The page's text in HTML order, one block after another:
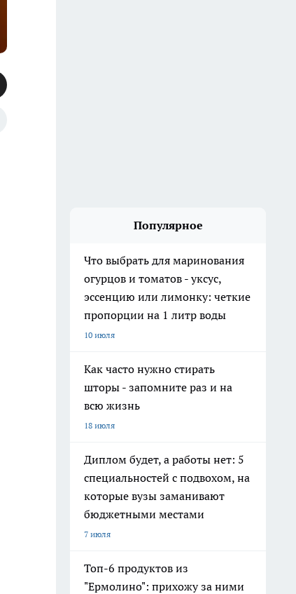
Популярное
Что выбрать для маринования
огурцов и томатов - уксус,
эссенцию или лимонку: четкие
пропорции на 1 литр воды
10 июля
Как часто нужно стирать
шторы - запомните раз и на
всю жизнь
18 июля
Диплом будет, а работы нет: 5
специальностей с подвохом, на
которые вузы заманивают
бюджетными местами
7 июля
Топ-6 продуктов из
"Ермолино": прихожу за ними